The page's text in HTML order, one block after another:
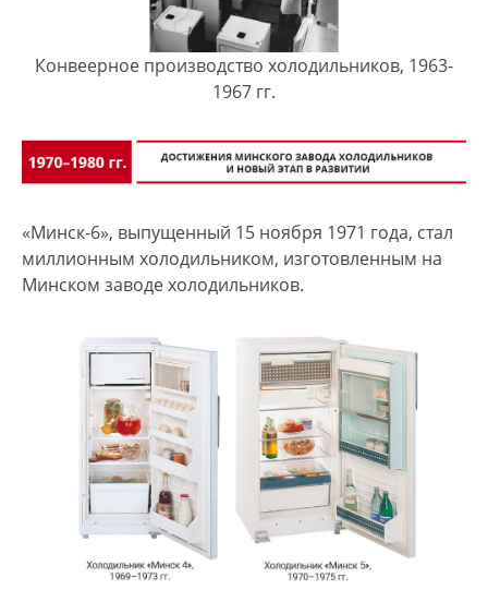
Конвеерное производство холодильников, 1963-
1967 гг.
«Минск-6», выпущенный 15 ноября 1971 года, стал
миллионным холодильником, изготовленным на
Минском заводе холодильников.